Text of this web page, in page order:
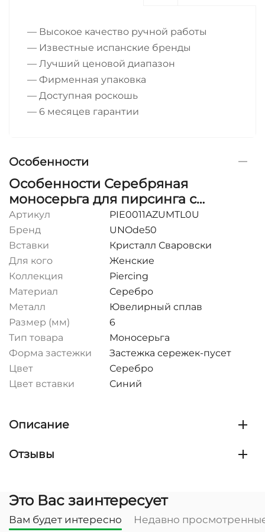
— Высокое качество ручной работы
— Известные испанские бренды
— Лучший ценовой диапазон
— Фирменная упаковка
— Доступная роскошь
— 6 месяцев гарантии
Особенности
Особенности Серебряная
моносерьга для пирсинга с
кристаллом Сваровски Сияние
UNOde50 Leaky
Артикул
PIE0011AZUMTL0U
Бренд
UNOde50
Вставки
Кристалл Сваровски
Для кого
Женские
Коллекция
Piercing
Материал
Серебро
Металл
Ювелирный сплав
Размер (мм)
6
Тип товара
Моносерьга
Форма застежки
Застежка сережек-пусет
Цвет
Серебро
Цвет вставки
Синий
Описание
Отзывы
Это Вас заинтересует
Вам будет интересно Недавно